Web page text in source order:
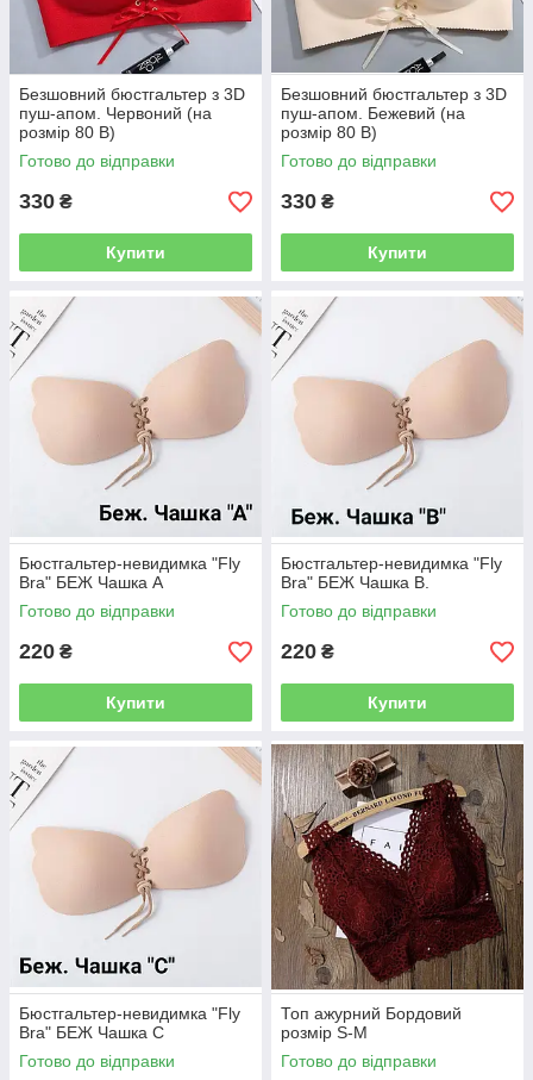
Безшовний бюстгальтер з 3D
пуш-апом. Червоний (на
розмір 80 B)
Готово до відправки
330 ₴
Купити
Безшовний бюстгальтер з 3D
пуш-апом. Бежевий (на
розмір 80 B)
Готово до відправки
330 ₴
Купити
Бюстгальтер-невидимка "Fly
Bra" БЕЖ Чашка А
Готово до відправки
220 ₴
Купити
Бюстгальтер-невидимка "Fly
Bra" БЕЖ Чашка В.
Готово до відправки
220 ₴
Купити
Бюстгальтер-невидимка "Fly
Bra" БЕЖ Чашка С
Готово до відправки
Топ ажурний Бордовий
розмір S-M
Готово до відправки